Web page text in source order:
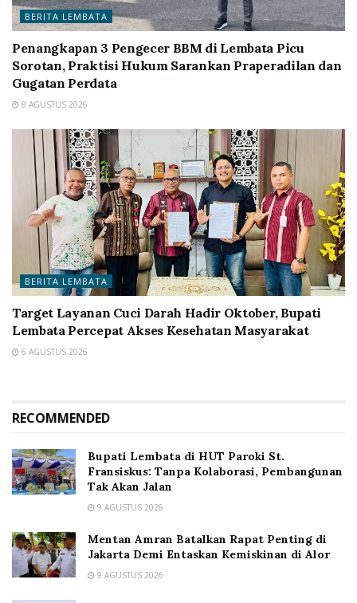
BERITA LEMBATA
Penangkapan 3 Pengecer BBM di Lembata Picu
Sorotan, Praktisi Hukum Sarankan Praperadilan dan
Gugatan Perdata
8 AGUSTUS 2026
BERITA LEMBATA
Target Layanan Cuci Darah Hadir Oktober, Bupati
Lembata Percepat Akses Kesehatan Masyarakat
6 AGUSTUS 2026
RECOMMENDED
Bupati Lembata di HUT Paroki St.
Fransiskus: Tanpa Kolaborasi, Pembangunan
Tak Akan Jalan
9 AGUSTUS 2026
Mentan Amran Batalkan Rapat Penting di
Jakarta Demi Entaskan Kemiskinan di Alor
9 AGUSTUS 2026